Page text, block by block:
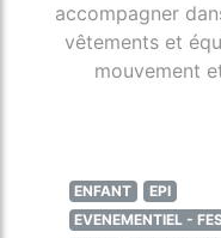
accompagner
vêtements et
mouvement
ENFANT
EPI
EVENEMENTIEL -